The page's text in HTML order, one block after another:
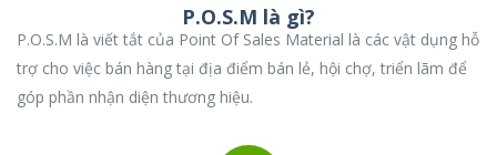
P.O.S.M là gì?
P.O.S.M là viết tắt của Point Of Sales Material là các vật dụng hỗ
trợ cho việc bán hàng tại địa điểm bán lẻ, hội chợ, triển lãm để
góp phần nhận diện thương hiệu.